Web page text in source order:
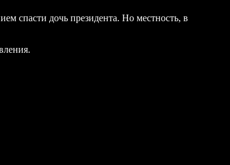
спасти дочь президента. Но местность, в